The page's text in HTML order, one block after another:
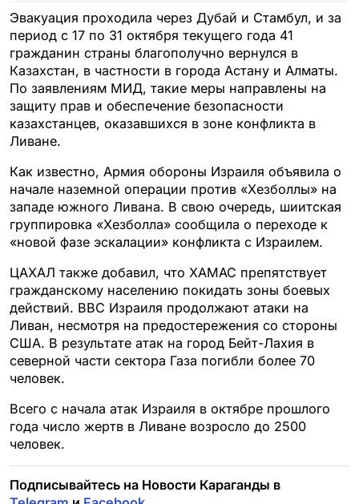
Эвакуация проходила через Дубай и Стамбул, и за
период с 17 по 31 октября текущего года 41
гражданин страны благополучно вернулся в
Казахстан, в частности в города Астану и Алматы.
По заявлениям МИД, такие меры направлены на
защиту прав и обеспечение безопасности
казахстанцев, оказавшихся в зоне конфликта в
Ливане.
Как известно, Армия обороны Израиля объявила о
начале наземной операции против «Хезболлы» на
западе южного Ливана. В свою очередь, шиитская
группировка «Хезболла» сообщила о переходе к
«новой фазе эскалации» конфликта с Израилем.
ЦАХАЛ также добавил, что ХАМАС препятствует
гражданскому населению покидать зоны боевых
действий. ВВС Израиля продолжают атаки на
Ливан, несмотря на предостережения со стороны
США. В результате атак на город Бейт-Лахия в
северной части сектора Газа погибли более 70
человек.
Всего с начала атак Израиля в октябре прошлого
года число жертв в Ливане возросло до 2500
человек.
Подписывайтесь на Новости Караганды в